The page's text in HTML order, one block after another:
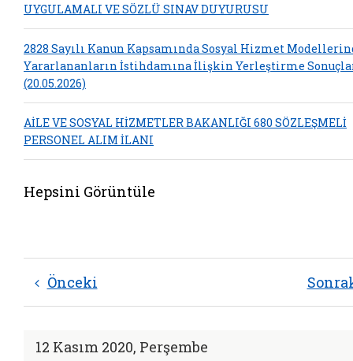
UYGULAMALI VE SÖZLÜ SINAV DUYURUSU
2828 Sayılı Kanun Kapsamında Sosyal Hizmet
Yararlananların İstihdamına İlişkin Yerleştirme
(20.05.2026)
AİLE VE SOSYAL HİZMETLER BAKANLIĞI 680 SÖZLEŞMELİ
PERSONEL ALIM İLANI
Hepsini Görüntüle
Önceki
12 Kasım 2020, Perşembe